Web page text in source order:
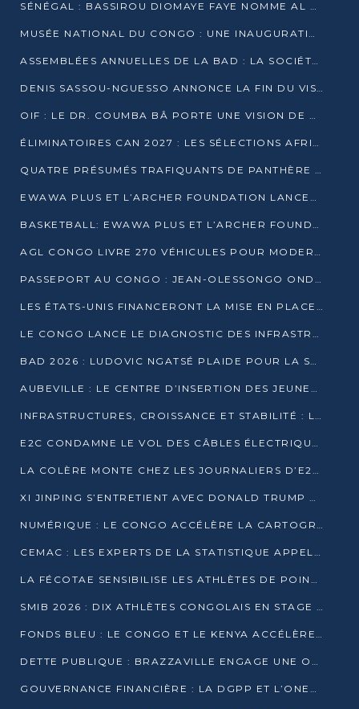
SÉNÉGAL : BASSIROU DIOMAYE FAYE NOMME AL AMINOU LÔ PREMIER MINISTRE
MUSÉE NATIONAL DU CONGO : UNE INAUGURATION PORTEUSE D’ESPOIR POUR LA CULTURE
ASSEMBLÉES ANNUELLES DE LA BAD : LA SOCIÉTÉ CIVILE CONGOLAISE À LA RECHERCHE DE PARTENAIRES POUR SES PROJETS
DENIS SASSOU-NGUESSO ANNONCE LA FIN DU VISA POUR LES AFRICAINS EN 2027
OIF : LE DR. COUMBA BÂ PORTE UNE VISION DE DIALOGUE, DE STABILITÉ ET DE RÉFORME À LA TÊTE
ÉLIMINATOIRES CAN 2027 : LES SÉLECTIONS AFRICAINES CONNAISSENT LEURS ADVERSAIRES
QUATRE PRÉSUMÉS TRAFIQUANTS DE PANTHÈRE ARRÊTÉS À EWO
EWAWA PLUS ET L’ARCHER FOUNDATION LANCENT UN CAMP DE BASKET POUR LES JEUNES À BRAZZAVILLE
BASKETBALL: EWAWA PLUS ET L’ARCHER FOUNDATION LANCENT UN CAMP POUR LES JEUNES
AGL CONGO LIVRE 270 VÉHICULES POUR MODERNISER LE TRANSPORT URBAIN
PASSEPORT AU CONGO : JEAN-OLESSONGO ONDAYE VEUT METTRE FIN AUX LENTEURS ADMINISTRATIVES
LES ÉTATS-UNIS FINANCERONT LA MISE EN PLACE DE JUSQU’À 50 CLINIQUES DE LUTTE CONTRE L’EBOLA
LE CONGO LANCE LE DIAGNOSTIC DES INFRASTRUCTURES SPORTIVES DU COMPLEXE DE KINTÉLÉ
BAD 2026 : LUDOVIC NGATSÉ PLAIDE POUR LA SOUVERAINETÉ FINANCIÈRE AFRICAINE
AUBEVILLE : LE CENTRE D’INSERTION DES JEUNES PRÊT À OUVRIR SES PORTES
INFRASTRUCTURES, CROISSANCE ET STABILITÉ : LA GUINÉE AFFÛTE SES AMBITIONS
E2C CONDAMNE LE VOL DES CÂBLES ÉLECTRIQUES APRÈS UNE VIDÉO VIRALE
LA COLÈRE MONTE CHEZ LES JOURNALIERS D’E2C QUI DÉNONCENT 20 ANS DE PRÉCARITÉ
XI JINPING S’ENTRETIENT AVEC DONALD TRUMP À BEIJING
NUMÉRIQUE : LE CONGO ACCÉLÈRE LA CARTOGRAPHIE DE SES INFRASTRUCTURES DIGITALES
CEMAC : LES EXPERTS DE LA STATISTIQUE APPELLENT À RENFORCER LA SÉCURISATION DES DONNÉES
LA FÉCOTAE SENSIBILISE LES ATHLÈTES DE POINTE-NOIRE À L’HYGIÈNE ALIMENTA
SMIB 2026 : DIX ATHLÈTES CONGOLAIS EN STAGE AU KENYA
FONDS BLEU : LE CONGO ET LE KENYA ACCÉLÈRENT LA MOBILISATION DES FINANCEMENTS
DETTE PUBLIQUE : BRAZZAVILLE ENGAGE UNE OPÉRATION DE RACHAT DE 575 MILLIONS DE DOLLARS
GOUVERNANCE FINANCIÈRE : LA DGPP ET L’ONEC-C VERS UN PARTENARIAT POUR ASSAINIR LES ENTREPRISES PUBLIQUES